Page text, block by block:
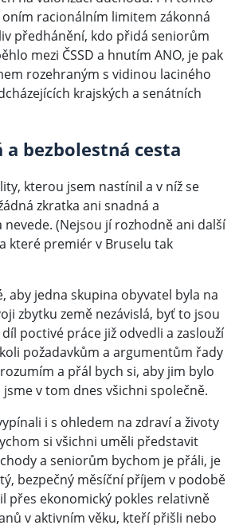
racionálním limitem zákonná
předhánění, kdo přidá seniorům
mezi ČSSD a hnutím ANO, je pak
rozehraným s vidinou laciného
krajských a senátních
a bezbolestná cesta
kterou jsem nastínil a v níž se
zkratka ani snadná a
nevede. (Nejsou jí rozhodně ani další
které premiér v Bruselu tak
aby jedna skupina obyvatel byla na
zbytku země nezávislá, byť to jsou
poctivé práce již odvedli a zaslouží
požadavkům a argumentům řady
a přál bych si, aby jim bylo
v tom dnes všichni společně.
i s ohledem na zdraví a životy
si všichni uměli představit
a seniorům bychom je přáli, je
bezpečný měsíční příjem v podobě
přes ekonomický pokles relativně
v aktivním věku, kteří přišli nebo